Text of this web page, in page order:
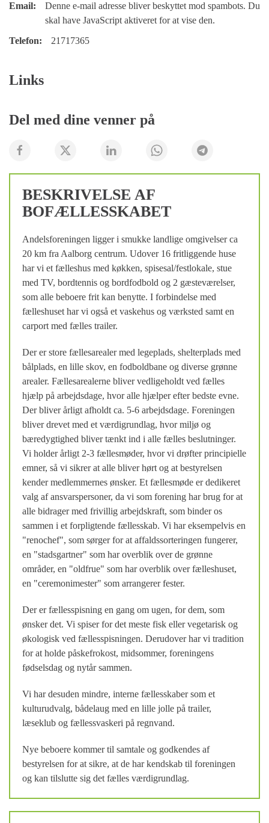
Email:
Denne e-mail adresse bliver beskyttet mod spambots. Du
skal have JavaScript aktiveret for at vise den.
Telefon:
21717365
Links
Del med dine venner på
BESKRIVELSE AF
BOFÆLLESSKABET
Andelsforeningen ligger i smukke landlige omgivelser ca
20 km fra Aalborg centrum. Udover 16 fritliggende huse
har vi et fælleshus med køkken, spisesal/festlokale, stue
med TV, bordtennis og bordfodbold og 2 gæsteværelser,
som alle beboere frit kan benytte. I forbindelse med
fælleshuset har vi også et vaskehus og værksted samt en
carport med fælles trailer.
Der er store fællesarealer med legeplads, shelterplads med
bålplads, en lille skov, en fodboldbane og diverse grønne
arealer. Fællesarealerne bliver vedligeholdt ved fælles
hjælp på arbejdsdage, hvor alle hjælper efter bedste evne.
Der bliver årligt afholdt ca. 5-6 arbejdsdage. Foreningen
bliver drevet med et værdigrundlag, hvor miljø og
bæredygtighed bliver tænkt ind i alle fælles beslutninger.
Vi holder årligt 2-3 fællesmøder, hvor vi drøfter principielle
emner, så vi sikrer at alle bliver hørt og at bestyrelsen
kender medlemmernes ønsker. Et fællesmøde er dedikeret
valg af ansvarspersoner, da vi som forening har brug for at
alle bidrager med frivillig arbejdskraft, som binder os
sammen i et forpligtende fællesskab. Vi har eksempelvis en
"renochef", som sørger for at affaldssorteringen fungerer,
en "stadsgartner" som har overblik over de grønne
områder, en "oldfrue" som har overblik over fælleshuset,
en "ceremonimester" som arrangerer fester.
Der er fællesspisning en gang om ugen, for dem, som
ønsker det. Vi spiser for det meste fisk eller vegetarisk og
økologisk ved fællesspisningen. Derudover har vi tradition
for at holde påskefrokost, midsommer, foreningens
fødselsdag og nytår sammen.
Vi har desuden mindre, interne fællesskaber som et
kulturudvalg, bådelaug med en lille jolle på trailer,
læseklub og fællessvaskeri på regnvand.
Nye beboere kommer til samtale og godkendes af
bestyrelsen for at sikre, at de har kendskab til foreningen
og kan tilslutte sig det fælles værdigrundlag.